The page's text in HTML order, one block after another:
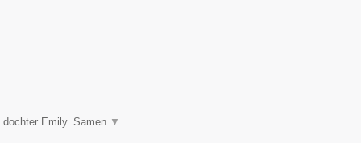
dochter Emily. Samen ▼